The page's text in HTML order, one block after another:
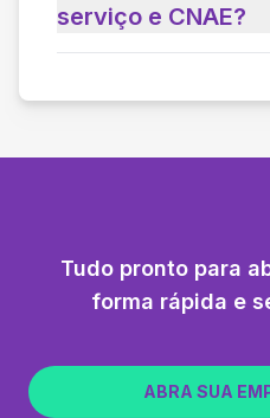
serviço e CNAE?
Tudo pronto para
forma rápida e
ABRA SUA